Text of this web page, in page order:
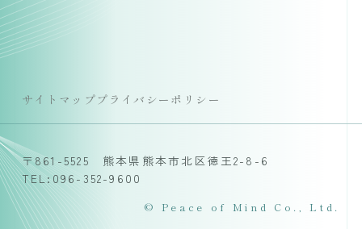
サイトマップ プライバシーポリシー
〒861-5525 熊本県熊本市北区徳王2-8-6
TEL:096-352-9600
© Peace of Mind Co., Ltd.